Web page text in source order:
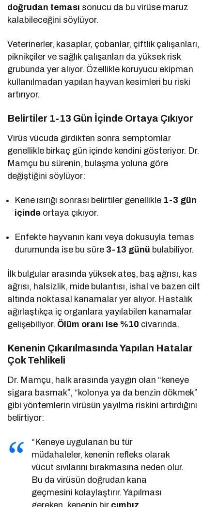
doğrudan teması sonucu da bu virüse maruz
kalabileceğini söylüyor.
Veterinerler, kasaplar, çobanlar, çiftlik çalışanları,
piknikçiler ve sağlık çalışanları da yüksek risk
grubunda yer alıyor. Özellikle koruyucu ekipman
kullanılmadan yapılan hayvan kesimleri bu riski
artırıyor.
Belirtiler 1-13 Gün İçinde Ortaya Çıkıyor
Virüs vücuda girdikten sonra semptomlar
genellikle birkaç gün içinde kendini gösteriyor. Dr.
Mamçu bu sürenin, bulaşma yoluna göre
değiştiğini söylüyor:
Kene ısırığı sonrası belirtiler genellikle 1-3 gün
içinde ortaya çıkıyor.
Enfekte hayvanın kanı veya dokusuyla temas
durumunda ise bu süre 3-13 günü bulabiliyor.
İlk bulgular arasında yüksek ateş, baş ağrısı, kas
ağrısı, halsizlik, mide bulantısı, ishal ve bazen cilt
altında noktasal kanamalar yer alıyor. Hastalık
ağırlaştıkça iç organlara yayılabilen kanamalar
gelişebiliyor. Ölüm oranı ise %10 civarında.
Kenenin Çıkarılmasında Yapılan Hatalar
Çok Tehlikeli
Dr. Mamçu, halk arasında yaygın olan “keneye
sigara basmak”, “kolonya ya da benzin dökmek”
gibi yöntemlerin virüsün yayılma riskini artırdığını
belirtiyor:
“Keneye uygulanan bu tür
müdahaleler, kenenin refleks olarak
vücut sıvılarını bırakmasına neden olur.
Bu da virüsün doğrudan kana
geçmesini kolaylaştırır. Yapılması
gereken, kenenin bir cımbız